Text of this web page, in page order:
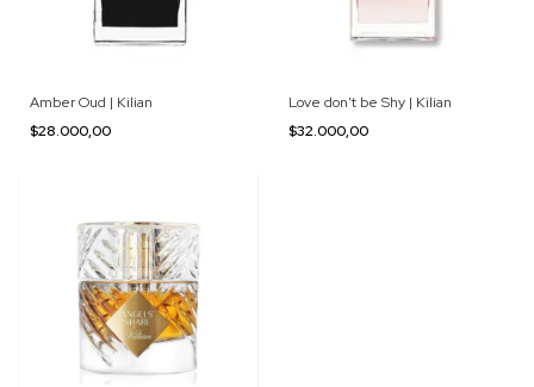
Amber Oud | Kilian
$28.000,00
Love don't be Shy | Kilian
$32.000,00